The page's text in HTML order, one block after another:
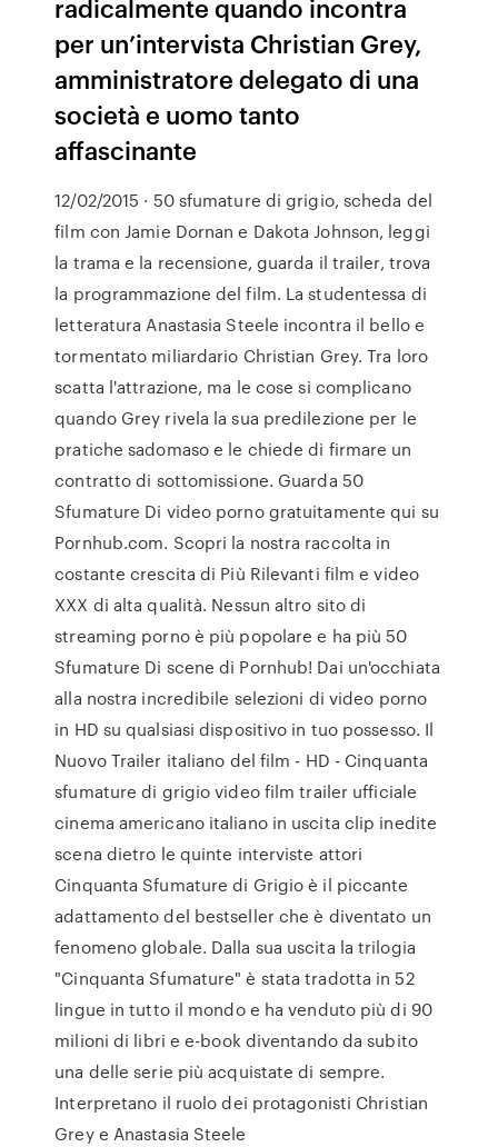
radicalmente quando incontra
per un’intervista Christian Grey,
amministratore delegato di una
società e uomo tanto
affascinante
12/02/2015 · 50 sfumature di grigio, scheda del
film con Jamie Dornan e Dakota Johnson, leggi
la trama e la recensione, guarda il trailer, trova
la programmazione del film. La studentessa di
letteratura Anastasia Steele incontra il bello e
tormentato miliardario Christian Grey. Tra loro
scatta l'attrazione, ma le cose si complicano
quando Grey rivela la sua predilezione per le
pratiche sadomaso e le chiede di firmare un
contratto di sottomissione. Guarda 50
Sfumature Di video porno gratuitamente qui su
Pornhub.com. Scopri la nostra raccolta in
costante crescita di Più Rilevanti film e video
XXX di alta qualità. Nessun altro sito di
streaming porno è più popolare e ha più 50
Sfumature Di scene di Pornhub! Dai un'occhiata
alla nostra incredibile selezioni di video porno
in HD su qualsiasi dispositivo in tuo possesso. Il
Nuovo Trailer italiano del film - HD - Cinquanta
sfumature di grigio video film trailer ufficiale
cinema americano italiano in uscita clip inedite
scena dietro le quinte interviste attori
Cinquanta Sfumature di Grigio è il piccante
adattamento del bestseller che è diventato un
fenomeno globale. Dalla sua uscita la trilogia
"Cinquanta Sfumature" è stata tradotta in 52
lingue in tutto il mondo e ha venduto più di 90
milioni di libri e e-book diventando da subito
una delle serie più acquistate di sempre.
Interpretano il ruolo dei protagonisti Christian
Grey e Anastasia Steele